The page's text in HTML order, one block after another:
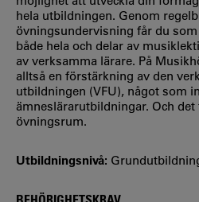
hela utbildningen. Genom
övningsundervisning får du
både hela och delar av
av verksamma lärare. På
alltså en förstärkning av den
utbildningen (VFU), något som
ämneslärarutbildningar. Och
övningsrum.
Utbildningsnivå: